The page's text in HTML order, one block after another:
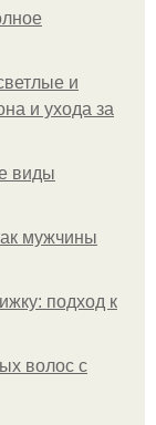
и
и ухода за
виды
мужчины
подход к
волос с